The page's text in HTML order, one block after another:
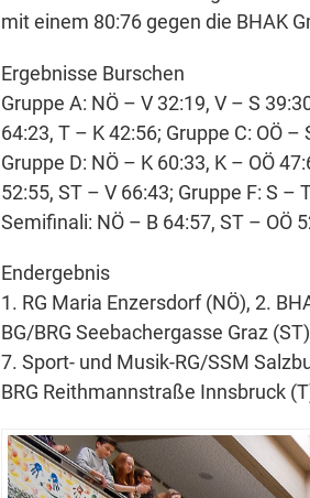
mit einem 80:76 gegen die BHAK
Ergebnisse Burschen
Gruppe A: NÖ – V 32:19, V – S
64:23, T – K 42:56; Gruppe C: OÖ
Gruppe D: NÖ – K 60:33, K – OÖ
52:55, ST – V 66:43; Gruppe F: S –
Semifinali: NÖ – B 64:57, ST – OÖ
Endergebnis
1. RG Maria Enzersdorf (NÖ), 2.
BG/BRG Seebachergasse Graz
7. Sport- und Musik-RG/SSM
BRG Reithmannstraße Innsbruck